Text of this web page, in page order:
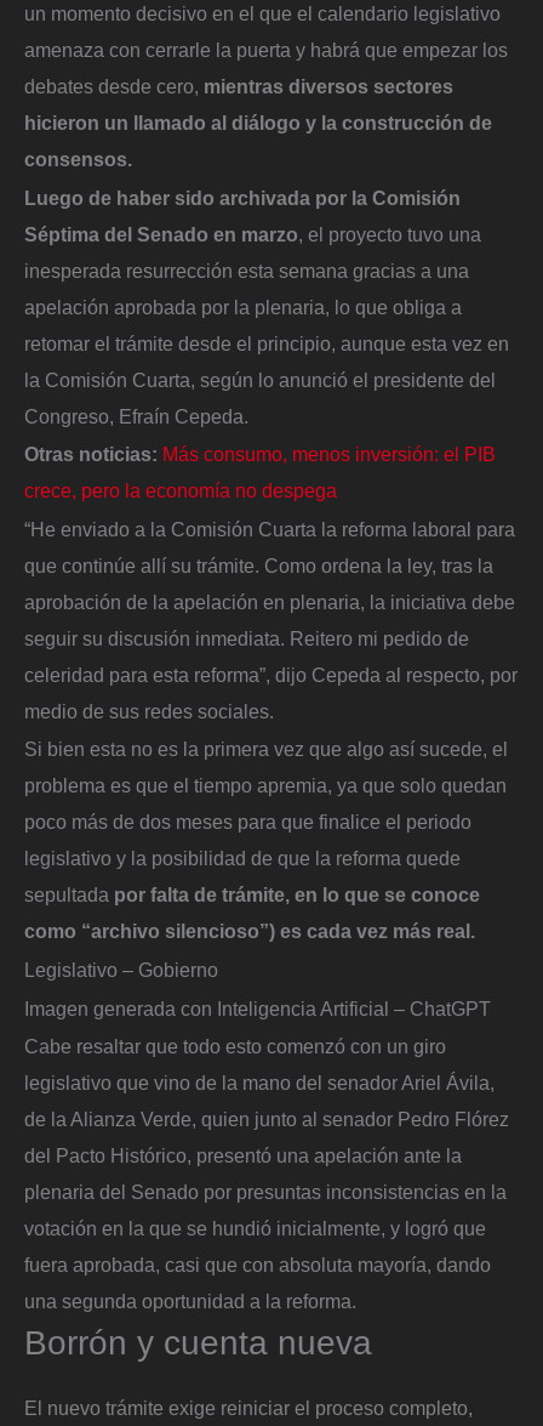
un momento decisivo en el que el calendario legislativo
amenaza con cerrarle la puerta y habrá que empezar los
debates desde cero, mientras diversos sectores
hicieron un llamado al diálogo y la construcción de
consensos.
Luego de haber sido archivada por la Comisión
Séptima del Senado en marzo , el proyecto tuvo una
inesperada resurrección esta semana gracias a una
apelación aprobada por la plenaria, lo que obliga a
retomar el trámite desde el principio, aunque esta vez en
la Comisión Cuarta, según lo anunció el presidente del
Congreso, Efraín Cepeda.
Otras noticias: Más consumo, menos inversión: el PIB
crece, pero la economía no despega
“He enviado a la Comisión Cuarta la reforma laboral para
que continúe allí su trámite. Como ordena la ley, tras la
aprobación de la apelación en plenaria, la iniciativa debe
seguir su discusión inmediata. Reitero mi pedido de
celeridad para esta reforma”, dijo Cepeda al respecto, por
medio de sus redes sociales.
Si bien esta no es la primera vez que algo así sucede, el
problema es que el tiempo apremia, ya que solo quedan
poco más de dos meses para que finalice el periodo
legislativo y la posibilidad de que la reforma quede
sepultada por falta de trámite, en lo que se conoce
como “archivo silencioso”) es cada vez más real.
Legislativo – Gobierno
Imagen generada con Inteligencia Artificial – ChatGPT
Cabe resaltar que todo esto comenzó con un giro
legislativo que vino de la mano del senador Ariel Ávila,
de la Alianza Verde, quien junto al senador Pedro Flórez
del Pacto Histórico, presentó una apelación ante la
plenaria del Senado por presuntas inconsistencias en la
votación en la que se hundió inicialmente, y logró que
fuera aprobada, casi que con absoluta mayoría, dando
una segunda oportunidad a la reforma.
Borrón y cuenta nueva
El nuevo trámite exige reiniciar el proceso completo,